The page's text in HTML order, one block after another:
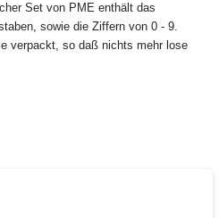
Set von PME enthält das
sowie die Ziffern von 0 - 9.
verpackt, so daß nichts mehr lose